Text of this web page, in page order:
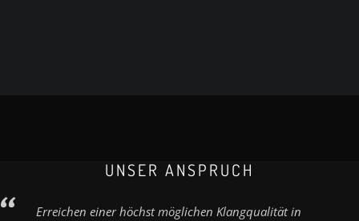
UNSER ANSPRUCH
Erreichen einer höchst möglichen Klangqualität in